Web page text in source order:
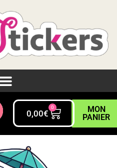
0,00€
0
MON
PANIER